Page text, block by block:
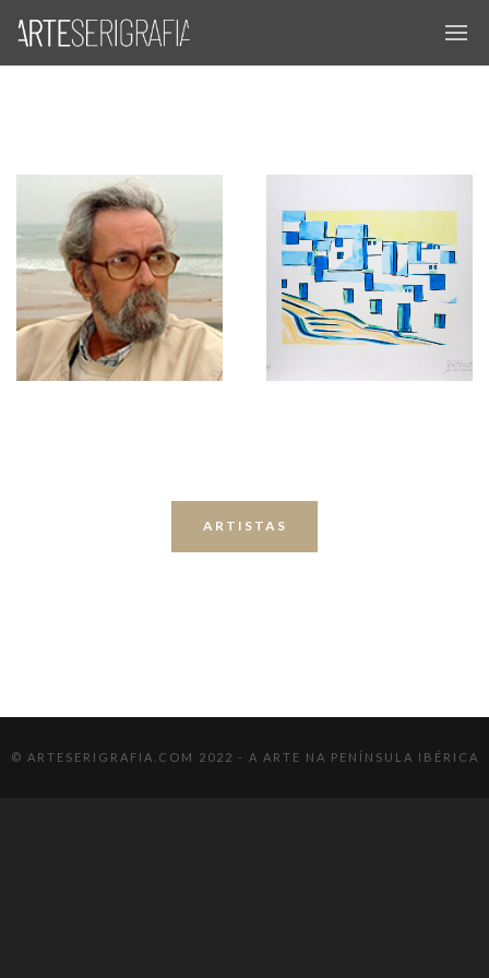
ARTISTAS
© ARTESERIGRAFIA.COM 2022 - A ARTE NA PENÍNSULA IBÉRICA